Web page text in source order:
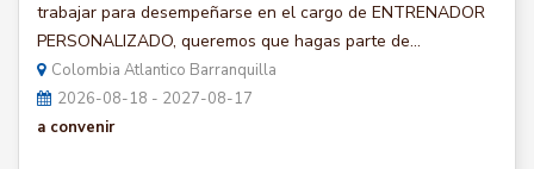
trabajar para desempeñarse en el cargo de ENTRENADOR
PERSONALIZADO, queremos que hagas parte de...
Colombia Atlantico Barranquilla
2026-08-18 - 2027-08-17
a convenir